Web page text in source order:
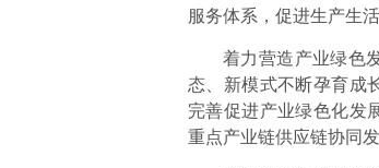
服务体系，促进生产生
着力营造产业绿色
态、新模式不断孕育成
完善促进产业绿色化发
重点产业链供应链协同发